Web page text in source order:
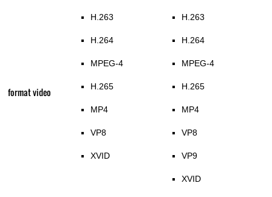
format video
H.263
H.264
MPEG-4
H.265
MP4
VP8
XVID
H.263
H.264
MPEG-4
H.265
MP4
VP8
VP9
XVID